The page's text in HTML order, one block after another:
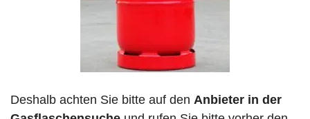
Deshalb achten Sie bitte auf den Anbieter in der